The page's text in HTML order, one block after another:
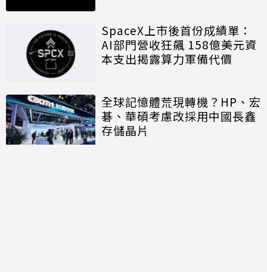
SpaceX上市後首份成績單：
AI部門營收狂飆 158億美元資
本支出揭露算力軍備代價
全球記憶體荒現轉機？HP、宏
碁、華碩考慮改採用中國長鑫
存儲晶片